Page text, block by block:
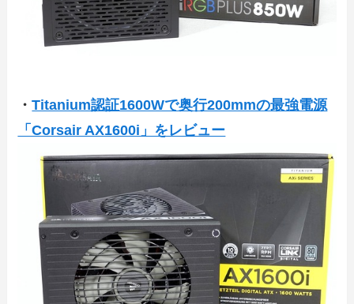
・Titanium認証1600Wで奥行200mmの最強電源
「Corsair AX1600i」をレビュー